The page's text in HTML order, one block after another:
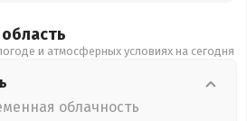
область
и атмосферных условиях на сегодня
облачность